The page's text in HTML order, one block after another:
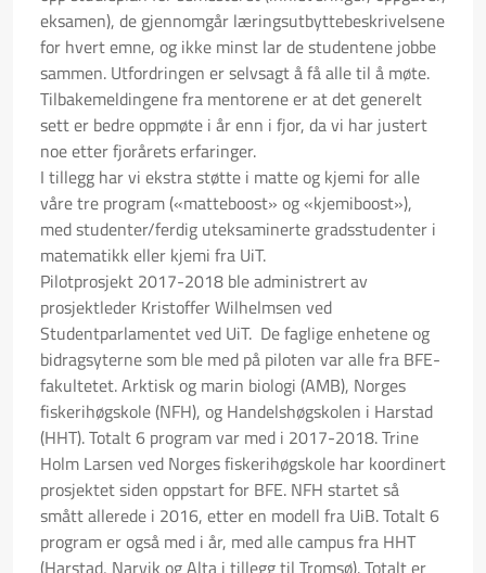
eksamen), de gjennomgår læringsutbyttebeskrivelsene
for hvert emne, og ikke minst lar de studentene jobbe
sammen. Utfordringen er selvsagt å få alle til å møte.
Tilbakemeldingene fra mentorene er at det generelt
sett er bedre oppmøte i år enn i fjor, da vi har justert
noe etter fjorårets erfaringer.
I tillegg har vi ekstra støtte i matte og kjemi for alle
våre tre program («matteboost» og «kjemiboost»),
med studenter/ferdig uteksaminerte gradsstudenter i
matematikk eller kjemi fra UiT.
Pilotprosjekt 2017-2018 ble administrert av
prosjektleder Kristoffer Wilhelmsen ved
Studentparlamentet ved UiT. De faglige enhetene og
bidragsyterne som ble med på piloten var alle fra BFE-
fakultetet. Arktisk og marin biologi (AMB), Norges
fiskerihøgskole (NFH), og Handelshøgskolen i Harstad
(HHT). Totalt 6 program var med i 2017-2018. Trine
Holm Larsen ved Norges fiskerihøgskole har koordinert
prosjektet siden oppstart for BFE. NFH startet så
smått allerede i 2016, etter en modell fra UiB. Totalt 6
program er også med i år, med alle campus fra HHT
(Harstad, Narvik og Alta i tillegg til Tromsø). Totalt er